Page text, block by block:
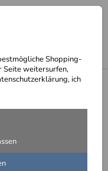
Shopping-
Seite weitersurfen,
ich